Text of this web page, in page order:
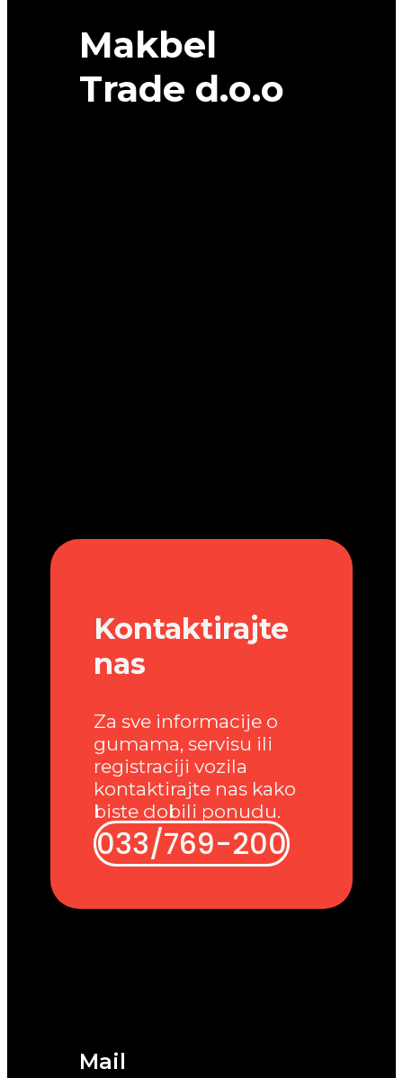
Makbel
Trade d.o.o
Mail
Kontaktirajte
nas
Za sve informacije o
gumama, servisu ili
registraciji vozila
kontaktirajte nas kako
biste dobili ponudu.
033/769-200